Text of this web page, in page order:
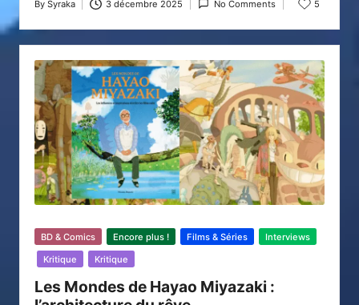
Posted
by
By Syraka 3 décembre 2025 No Comments 5
Posted
in
BD & Comics Encore plus ! Films & Séries
Interviews
Kritique
Kritique
Les Mondes de Hayao Miyazaki :